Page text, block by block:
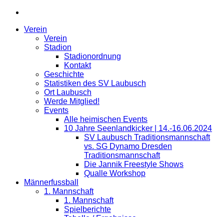
Verein
Verein
Stadion
Stadionordnung
Kontakt
Geschichte
Statistiken des SV Laubusch
Ort Laubusch
Werde Mitglied!
Events
Alle heimischen Events
10 Jahre Seenlandkicker | 14.-16.06.2024
SV Laubusch Traditionsmannschaft
vs. SG Dynamo Dresden
Traditionsmannschaft
Die Jannik Freestyle Shows
Qualle Workshop
Männerfussball
1. Mannschaft
1. Mannschaft
Spielberichte